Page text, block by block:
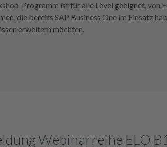
Programm ist für alle Level geeignet,
die bereits SAP Business One im Einsatz
erweitern möchten.
Webinarreihe ELO